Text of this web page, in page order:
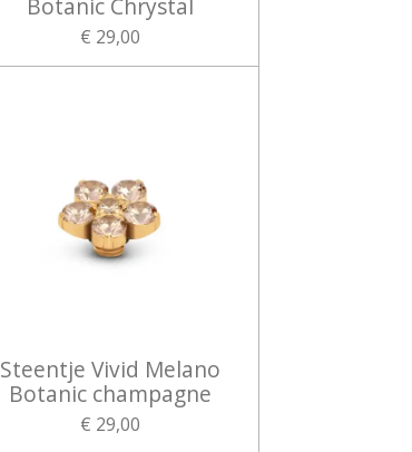
€ 29,00
Steentje Vivid Melano
Botanic champagne
€ 29,00